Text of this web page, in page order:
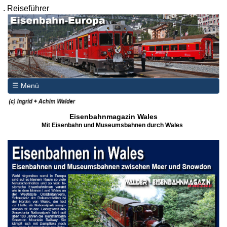
. Reiseführer
☰ Menü
Eisenbahnmagazin Wales
Mit Eisenbahn und Museumsbahnen durch Wales